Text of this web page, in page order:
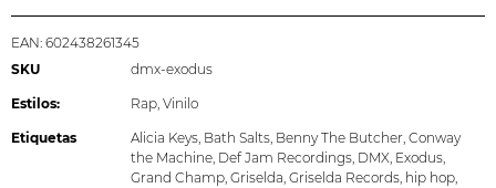
EAN: 602438261345
SKU
dmx-exodus
Estilos: Rap, Vinilo
Etiquetas Alicia Keys, Bath Salts, Benny The Butcher, Conway
the Machine, Def Jam Recordings, DMX, Exodus,
Grand Champ, Griselda, Griselda Records, hip hop,